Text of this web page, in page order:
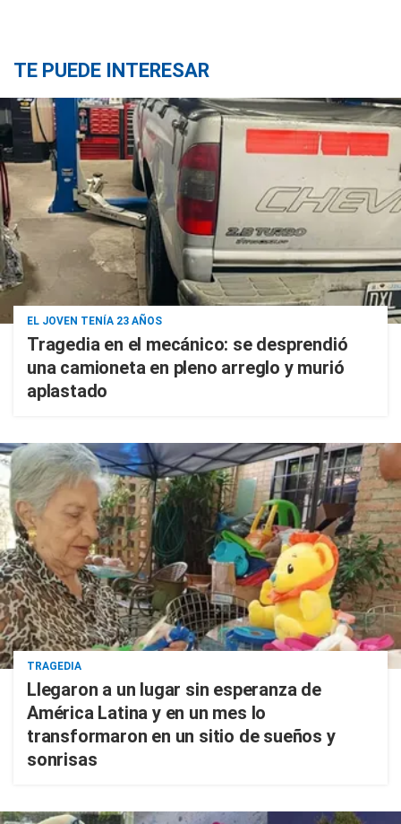
TE PUEDE INTERESAR
EL JOVEN TENÍA 23 AÑOS
Tragedia en el mecánico: se desprendió
una camioneta en pleno arreglo y murió
aplastado
TRAGEDIA
Llegaron a un lugar sin esperanza de
América Latina y en un mes lo
transformaron en un sitio de sueños y
sonrisas